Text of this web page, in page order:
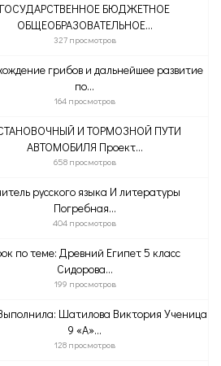
ГОСУДАРСТВЕННОЕ БЮДЖЕТНОЕ
ОБЩЕОБРАЗОВАТЕЛЬНОЕ...
327 просмотров
грибов и дальнейшее развитие
по...
164 просмотров
И ТОРМОЗНОЙ ПУТИ
АВТОМОБИЛЯ Проект...
658 просмотров
русского языка И литературы
Погребная...
404 просмотров
по теме: Древний Египет 5 класс
Сидорова...
199 просмотров
Шатилова Виктория Ученица
9 «А»...
128 просмотров